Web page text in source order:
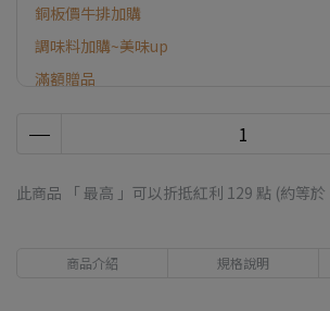
銅板價牛排加購
調味料加購~美味up
滿額贈品
此商品 「 最高 」可以折抵紅利 129 點 (約等於
商品介紹 規格說明